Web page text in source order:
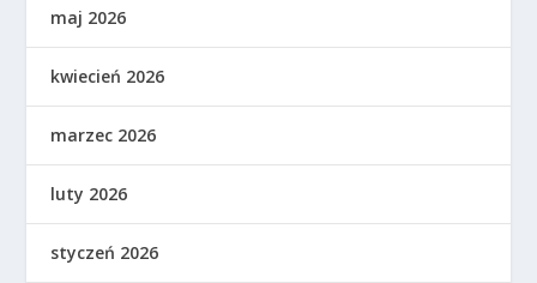
maj 2026
kwiecień 2026
marzec 2026
luty 2026
styczeń 2026